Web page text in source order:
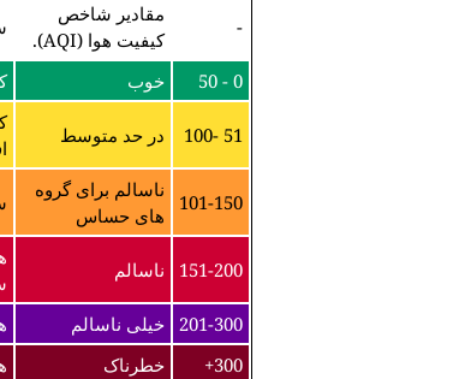
-
مقادیر شاخص
کیفیت هوا (AQI).
0 - 50 خوب
51 -100 در حد متوسط
101-150
ناسالم برای گروه
های حساس
151-200 ناسالم
201-300 خیلی ناسالم
300+
خطرناک